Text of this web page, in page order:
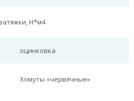
Н*м4
оцинковка
Хомуты «червячные»